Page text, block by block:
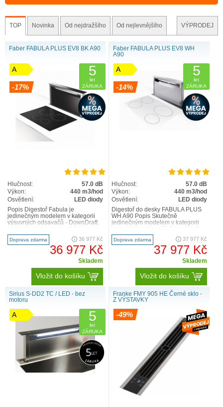
TOP Novinka Od nejdražšího Od nejlevnějšího VÝPRODEJ
Faber FABULA PLUS EV8 BK A90
A
-17%
5
let
ZÁRUKA
Hlučnost:
57.0 dB
Výkon:
440 m3/hod
Osvětlení:
LED diody
Popis Digestoř Fabula je
jedinečným modelem v kategorii
výsuvných odsavačů - DownDraft.
varnou plochu. Při zapnut..
Doprava zdarma 36 977 Kč
36 977 Kč
Skladem
Vložit do košíku
Faber FABULA PLUS EV8 WH
A90
A
-14%
5
let
ZÁRUKA
Hlučnost:
57.0 dB
Výkon:
440 m3/hod
Osvětlení:
LED diody
Digestoř do desky FABULA PLUS
WH A90 Popis Skutečně
jedinečným modelem v kategorii
elegantní digestoř FABULA, k..
Doprava zdarma 37 977 Kč
37 977 Kč
Skladem
Vložit do košíku
Sirius S-DD2 TC / LED - bez
motoru
A 5
let
ZÁRUKA
Franke FMY 905 HE Černé sklo -
Z VÝSTAVKY
-49%